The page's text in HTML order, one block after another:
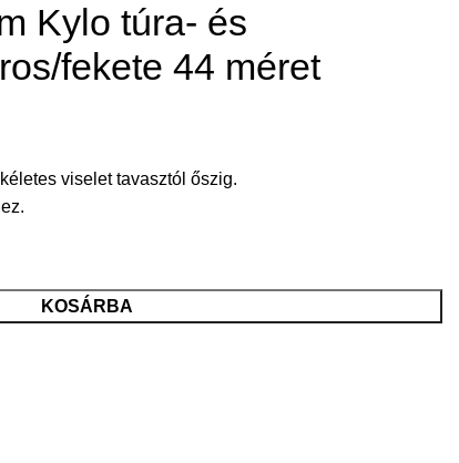
Kylo túra- és
fekete 44 méret
viselet tavasztól őszig.
KOSÁRBA